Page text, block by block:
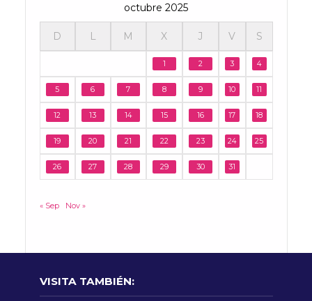
octubre 2025
D L M X J V S
1 2 3 4
5 6 7 8 9 10 11
12 13 14 15 16 17 18
19 20 21 22 23 24 25
26 27 28 29 30 31
« Sep Nov »
VISITA TAMBIÉN: